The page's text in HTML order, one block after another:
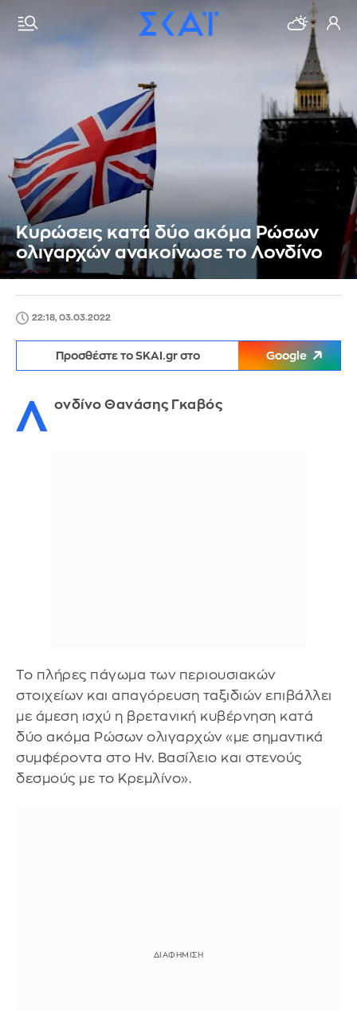
Κυρώσεις κατά δύο ακόμα Ρώσων
ολιγαρχών ανακοίνωσε το Λονδίνο
22:18, 03.03.2022
Προσθέστε το SKAI.gr στο Google
Λ ονδίνο Θανάσης Γκαβός
Το πλήρες πάγωμα των περιουσιακών
στοιχείων και απαγόρευση ταξιδιών επιβάλλει
με άμεση ισχύ η βρετανική κυβέρνηση κατά
δύο ακόμα Ρώσων ολιγαρχών «με σημαντικά
συμφέροντα στο Ην. Βασίλειο και στενούς
δεσμούς με το Κρεμλίνο».